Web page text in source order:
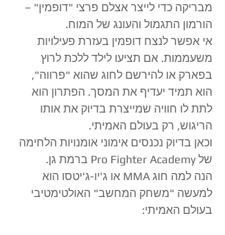
מבריקה כדי לייצר אצלם פרצי "דופמין" –
הורמון התגמול והעונג של המוח.
​אי אפשר לנצח דופמין בעזרת פעילויות
משעממות. אם תציעו לילד ללכת לרוץ
בפארק או להירשם לחוג שהוא "פרווה",
הוא תמיד יעדיף את המסך. הפתרון הוא
לתת לו חוויה שמייצרת בדיוק את אותו
הריגוש, רק בעולם האמיתי.
וכאן בדיוק נכנסים אימוני אומנויות הלחימה
של Pro Fighter Academy ברמת גן.
​הנה למה חוג MMA או ג'יו-ג'יטסו הוא
למעשה "משחק המחשב" האולטימטיבי
בעולם האמיתי: